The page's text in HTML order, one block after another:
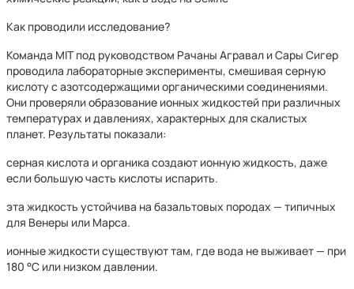
Как проводили исследование?
Команда MIT под руководством Рачаны Агравал и Сары Сигер
проводила лабораторные эксперименты, смешивая серную
кислоту с азотсодержащими органическими соединениями.
Они проверяли образование ионных жидкостей при различных
температурах и давлениях, характерных для скалистых
планет. Результаты показали:
серная кислота и органика создают ионную жидкость, даже
если большую часть кислоты испарить.
эта жидкость устойчива на базальтовых породах — типичных
для Венеры или Марса.
ионные жидкости существуют там, где вода не выживает — при
180 °C или низком давлении.